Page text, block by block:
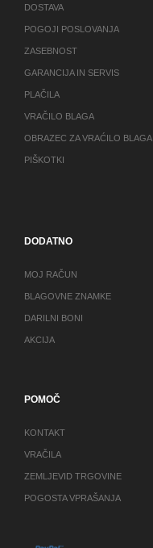
DOSTAVA
POGOJI POSLOVANJA
ZASEBNOST
GARANCIJA IN SERVIS
PLAČILA
VRAČILO BLAGA
OBRAZEC ZA VRAĆILO BLAGA
PIŠKOTKI
DODATNO
MOJ RAČUN
BLAGOVNE ZNAMKE
DARILNI BONI
AKCIJA
POMOČ
KONTAKT
VRAČILA
ZEMLJEVID TRGOVINE
POGOSTA VPRAŠANJA